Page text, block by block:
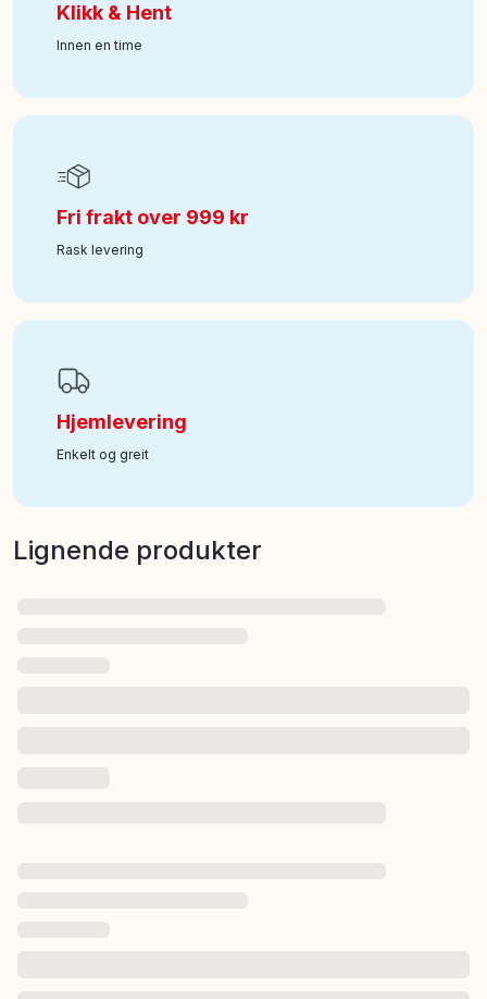
Klikk & Hent
Innen en time
Fri frakt over 999 kr
Rask levering
Hjemlevering
Enkelt og greit
Lignende produkter